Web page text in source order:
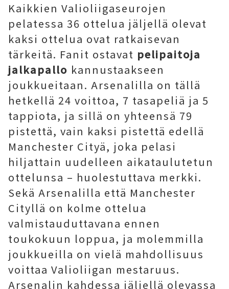
Kaikkien Valioliigaseurojen
pelatessa 36 ottelua jäljellä olevat
kaksi ottelua ovat ratkaisevan
tärkeitä. Fanit ostavat pelipaitoja
jalkapallo kannustaakseen
joukkueitaan. Arsenalilla on tällä
hetkellä 24 voittoa, 7 tasapeliä ja 5
tappiota, ja sillä on yhteensä 79
pistettä, vain kaksi pistettä edellä
Manchester Cityä, joka pelasi
hiljattain uudelleen aikataulutetun
ottelunsa – huolestuttava merkki.
Sekä Arsenalilla että Manchester
Cityllä on kolme ottelua
valmistauduttavana ennen
toukokuun loppua, ja molemmilla
joukkueilla on vielä mahdollisuus
voittaa Valioliigan mestaruus.
Arsenalin kahdessa jäljellä olevassa